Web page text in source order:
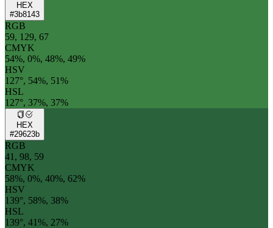
HEX
#3b8143
RGB
59, 129, 67
CMYK
54%, 0%, 48%, 49%
HSV
127°, 54%, 51%
HSL
127°, 37%, 37%
HEX
#29623b
RGB
41, 98, 59
CMYK
58%, 0%, 40%, 62%
HSV
139°, 58%, 38%
HSL
139°, 41%, 27%